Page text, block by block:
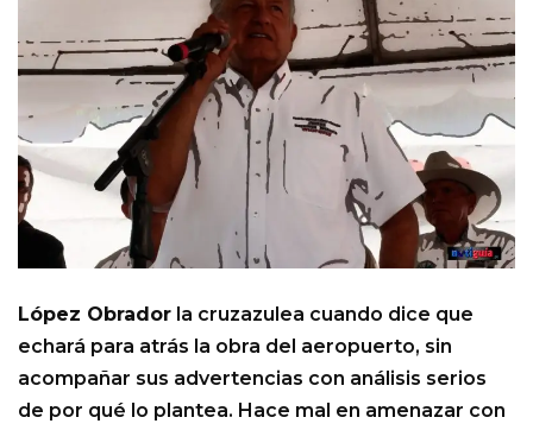
López Obrador la cruzazulea cuando dice que
echará para atrás la obra del aeropuerto, sin
acompañar sus advertencias con análisis serios
de por qué lo plantea. Hace mal en amenazar con